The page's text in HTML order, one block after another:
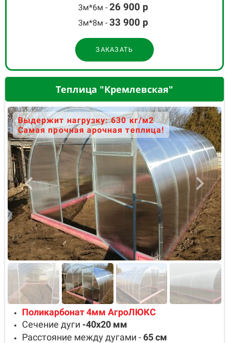
3м*6м - 26 900 р
3м*8м - 33 900 р
ЗАКАЗАТЬ
Теплица "Кремлевская"
Выдержит нагрузку: 630 кг/м2
Самая прочная арочная теплица!
Поликарбонат 4мм АгроЛЮКС
Сечение дуги -40х20 мм
Расстояние между дугами -65см